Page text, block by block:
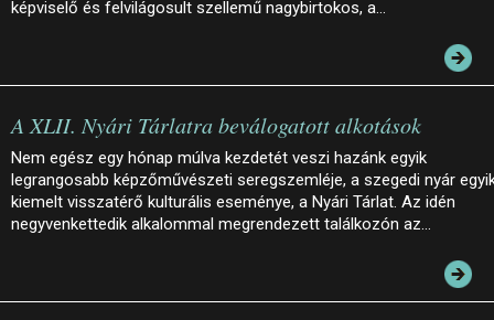
képviselő és felvilágosult szellemű nagybirtokos, a…
A XLII. Nyári Tárlatra beválogatott alkotások
Nem egész egy hónap múlva kezdetét veszi hazánk egyik
legrangosabb képzőművészeti seregszemléje, a szegedi nyár
kiemelt visszatérő kulturális eseménye, a Nyári Tárlat. Az idén
negyvenkettedik alkalommal megrendezett találkozón az…